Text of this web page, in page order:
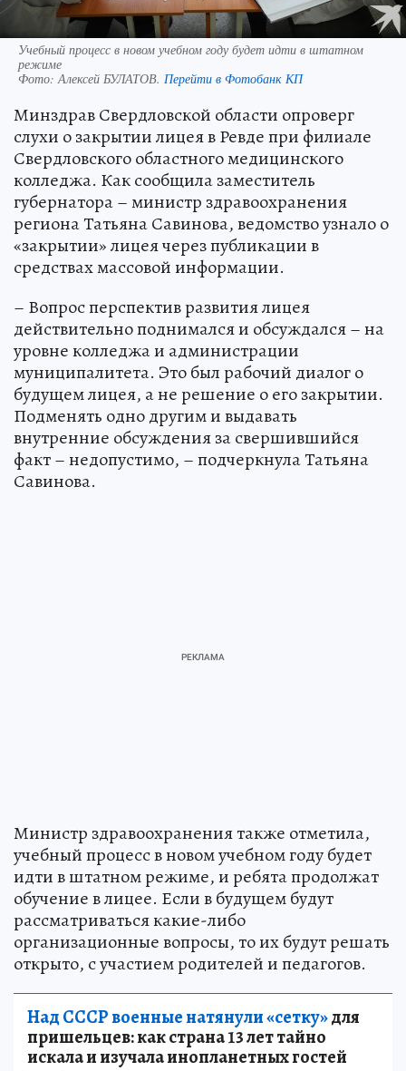
Учебный процесс в новом учебном году будет идти в штатном
режиме
Фото:Алексей БУЛАТОВ. Перейти в Фотобанк КП
Минздрав Свердловской области опроверг
слухи о закрытии лицея в Ревде при филиале
Свердловского областного медицинского
колледжа. Как сообщила заместитель
губернатора – министр здравоохранения
региона Татьяна Савинова, ведомство узнало о
«закрытии» лицея через публикации в
средствах массовой информации.
– Вопрос перспектив развития лицея
действительно поднимался и обсуждался – на
уровне колледжа и администрации
муниципалитета. Это был рабочий диалог о
будущем лицея, а не решение о его закрытии.
Подменять одно другим и выдавать
внутренние обсуждения за свершившийся
факт – недопустимо, – подчеркнула Татьяна
Савинова.
Министр здравоохранения также отметила,
учебный процесс в новом учебном году будет
идти в штатном режиме, и ребята продолжат
обучение в лицее. Если в будущем будут
рассматриваться какие-либо
организационные вопросы, то их будут решать
открыто, с участием родителей и педагогов.
Над СССР военные натянули «сетку»для
пришельцев: как страна 13 лет тайно
искала и изучала инопланетных гостей